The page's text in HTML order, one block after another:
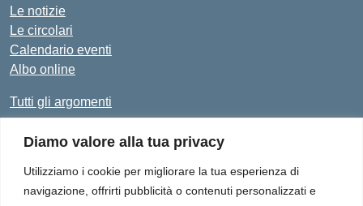
Diamo valore alla tua privacy
Utilizziamo i cookie per migliorare la tua esperienza di
navigazione, offrirti pubblicità o contenuti personalizzati e
Le notizie
Le circolari
Calendario eventi
Albo online
Tutti gli argomenti
Amministrazione TrasparenteAlbo Online
Dichiarazione di accessibilità